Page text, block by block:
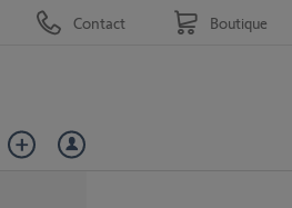
Contact Boutique